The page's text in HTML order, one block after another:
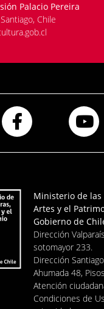
Palacio Pereira
Chile
Facebook
Ministerio de las
Artes y el
Gobierno de
Dirección
sotomayor 233.
Dirección
Ahumada 48,
Atención
Condiciones de